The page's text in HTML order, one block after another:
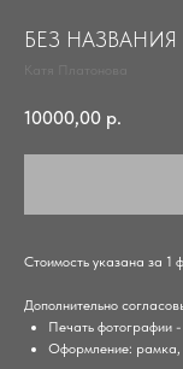
БЕЗ НАЗВАНИЯ
10000,00 р.
Стоимость указана за 1
Дополнительно
Печать фотографии
Оформление: рамка,